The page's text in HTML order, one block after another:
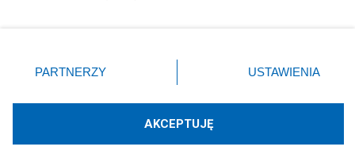
Technologię dostarcza:W3media.pl
zmienić/wycofać klikając przycisk ustawień prywatności
znajdujący się w lewym dolnym rogu strony
rodzaje przetwarzania danych nie wymagają zgody
użytkownika, ale masz prawo sprzeciwić się takiemu
PARTNERZY USTAWIENIA
AKCEPTUJĘ